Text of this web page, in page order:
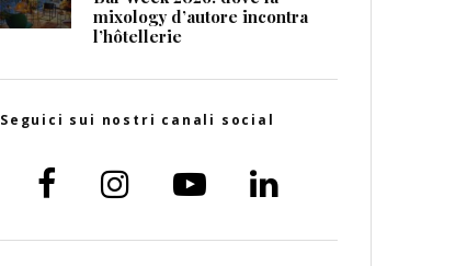
mixology d’autore incontra
l’hôtellerie
Seguici sui nostri canali social